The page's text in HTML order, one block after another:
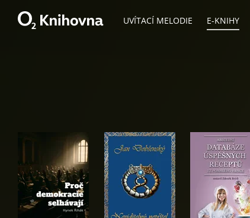
UVÍTACÍ MELODIE E-KNIHY